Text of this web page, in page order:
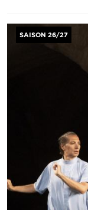
Image
SAISON 26/27